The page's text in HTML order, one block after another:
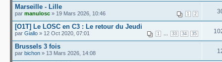
Marseille - Lille
1 2
par manulosc » 19 Mars 2026, 10:46
[O1T] Le LOSC en C3 : Le retour du Jeudi
1 33 34 35
par Giallo » 12 Oct 2020, 07:01
Brussels 3 fois
par bichon » 13 Mars 2026, 14:08